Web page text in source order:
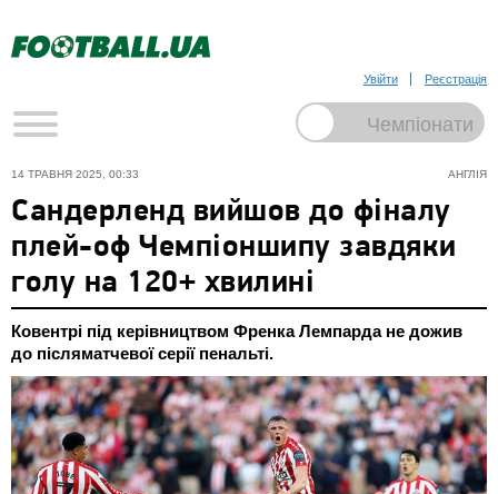
Увійти Реєстрація
АНГЛІЯ
14 ТРАВНЯ 2025, 00:33
Сандерленд вийшов до фіналу
плей-оф Чемпіоншипу завдяки
голу на 120+ хвилині
Ковентрі під керівництвом Френка Лемпарда не дожив
до післяматчевої серії пенальті.